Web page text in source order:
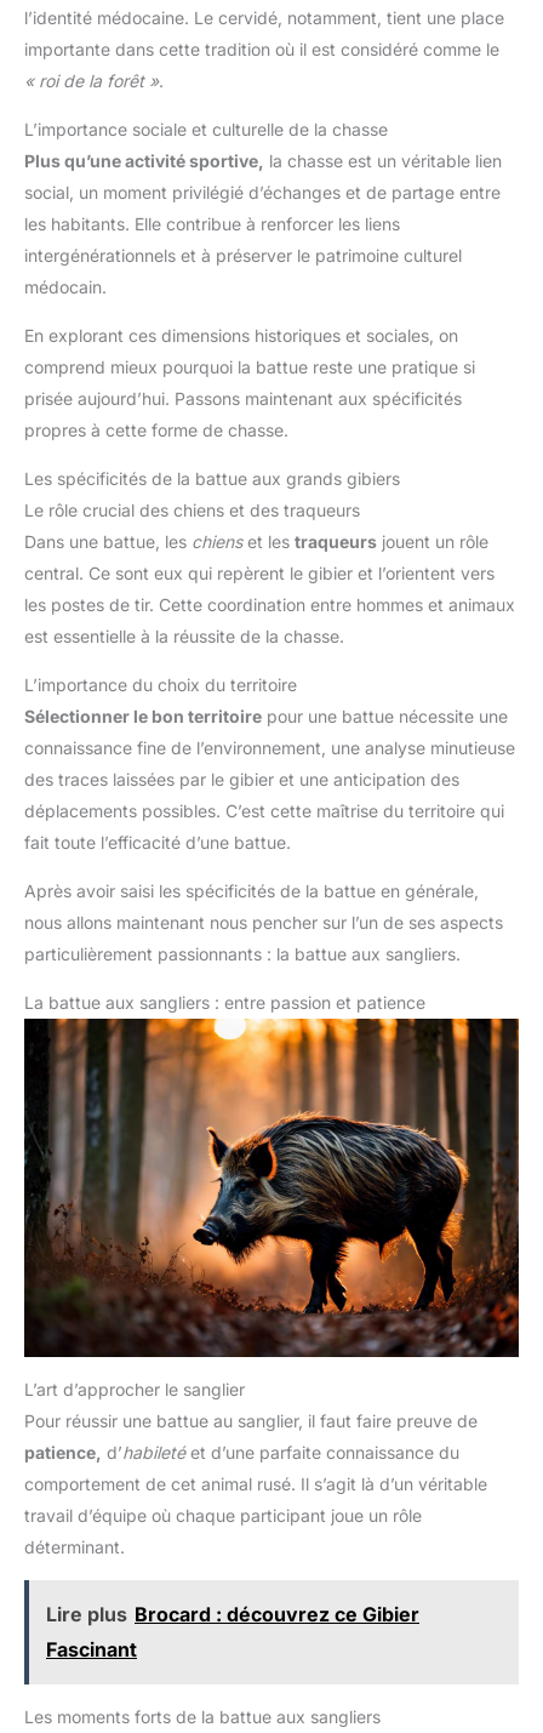
l’identité médocaine. Le cervidé, notamment, tient une place
importante dans cette tradition où il est considéré comme le
« roi de la forêt ».
L’importance sociale et culturelle de la chasse
Plus qu’une activité sportive, la chasse est un véritable lien
social, un moment privilégié d’échanges et de partage entre
les habitants. Elle contribue à renforcer les liens
intergénérationnels et à préserver le patrimoine culturel
médocain.
En explorant ces dimensions historiques et sociales, on
comprend mieux pourquoi la battue reste une pratique si
prisée aujourd’hui. Passons maintenant aux spécificités
propres à cette forme de chasse.
Les spécificités de la battue aux grands gibiers
Le rôle crucial des chiens et des traqueurs
Dans une battue, les chienset les traqueurs jouent un rôle
central. Ce sont eux qui repèrent le gibier et l’orientent vers
les postes de tir. Cette coordination entre hommes et animaux
est essentielle à la réussite de la chasse.
L’importance du choix du territoire
Sélectionner le bon territoire pour une battue nécessite une
connaissance fine de l’environnement, une analyse minutieuse
des traces laissées par le gibier et une anticipation des
déplacements possibles. C’est cette maîtrise du territoire qui
fait toute l’efficacité d’une battue.
Après avoir saisi les spécificités de la battue en générale,
nous allons maintenant nous pencher sur l’un de ses aspects
particulièrement passionnants : la battue aux sangliers.
La battue aux sangliers : entre passion et patience
L’art d’approcher le sanglier
Pour réussir une battue au sanglier, il faut faire preuve de
patience, d’habiletéet d’une parfaite connaissance du
comportement de cet animal rusé. Il s’agit là d’un véritable
travail d’équipe où chaque participant joue un rôle
déterminant.
Lire plus Brocard : découvrez ce Gibier
Fascinant
Les moments forts de la battue aux sangliers